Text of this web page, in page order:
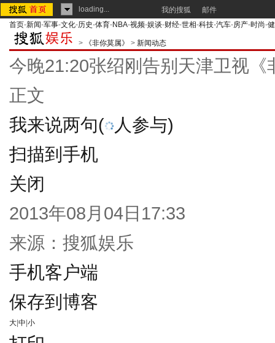
loading... 我的搜狐
邮件
首页-新闻-军事-文化-历史-体育-NBA-视频-娱谈-财经-世相-科技-汽车-房产-时尚-
> 《非你莫属》 > 新闻动态
今晚21:20张绍刚告别天津卫视《
正文
我来说两句(
人参与)
扫描到手机
关闭
2013年08月04日17:33
来源： 搜狐娱乐
手机客户端
保存到博客
大 中 小